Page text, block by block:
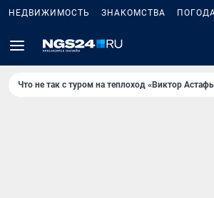
НЕДВИЖИМОСТЬ ЗНАКОМСТВА
Что не так с туром на теплоход «Виктор